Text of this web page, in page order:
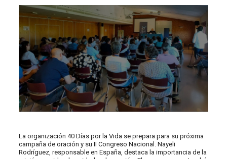
La organización 40 Días por la Vida se prepara para su próxima
campaña de oración y su II Congreso Nacional. Nayeli
Rodríguez, responsable en España, destaca la importancia de la